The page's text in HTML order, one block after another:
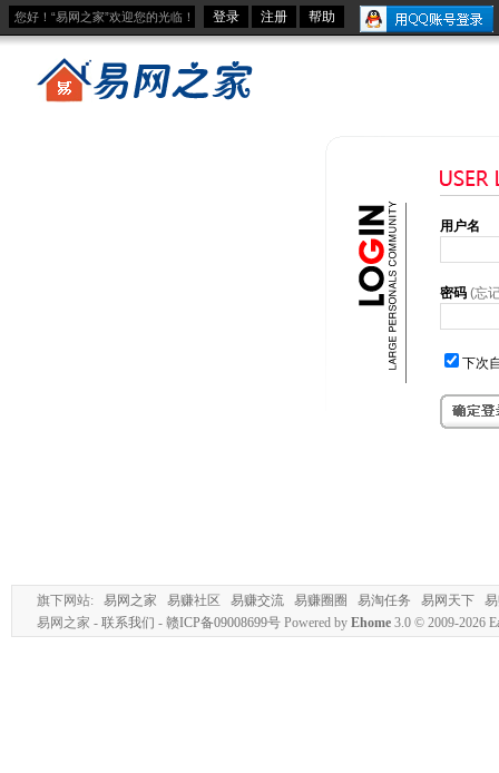
您好！“易网之家”欢迎您的光临！ 登录 注册 帮助
用户名
密码 (忘
下次
旗下网站: 易网之家 易赚社区 易赚交流 易赚圈圈 易淘任务 易网天下
易网之家 - 联系我们 - 赣ICP备09008699号 Powered by Ehome 3.0 © 2009-2026